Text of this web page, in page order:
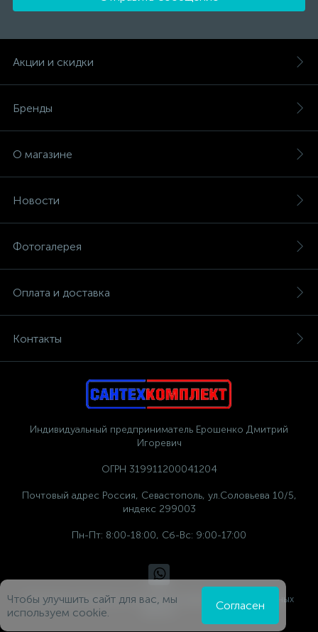
Акции и скидки
Бренды
О магазине
Новости
Фотогалерея
Оплата и доставка
Контакты
Индивидуальный предприниматель Ерошенко Дмитрий
Игоревич
ОГРН 319911200041204
Почтовый адрес Россия, Севастополь, ул.Соловьева 10/5,
индекс 299003
Пн-Пт: 8:00-18:00, Сб-Вс: 9:00-17:00
Политика компании в отношении обработки персональных
Чтобы улучшить сайт для вас, мы
используем cookie.
Согласен